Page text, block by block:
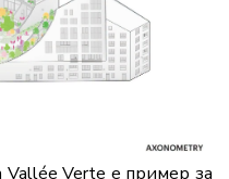
Vallée Verte е пример за